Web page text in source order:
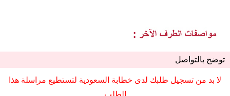
توضح بالتواصل
لا بد من تسجيل طلبك لدى خطابة السعودية لتستطيع مراسلة هذا
الطلب